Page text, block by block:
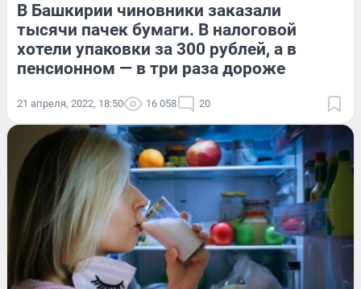
В Башкирии чиновники заказали
тысячи пачек бумаги. В налоговой
хотели упаковки за 300 рублей, а в
пенсионном — в три раза дороже
21 апреля, 2022, 18:50 16 058 20